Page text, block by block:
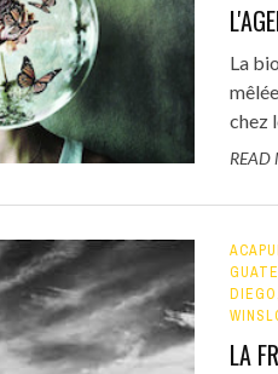
La
chez
READ
DIEGO,
LA